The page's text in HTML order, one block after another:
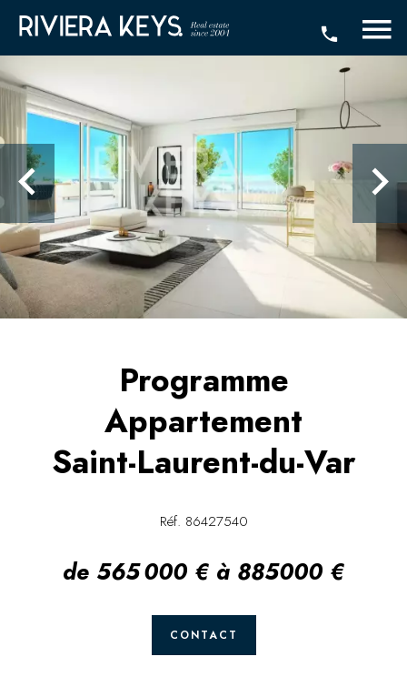
Programme
Appartement
Saint-Laurent-du-Var
Réf. 86427540
de 565 000 € à 885000 €
CONTACT